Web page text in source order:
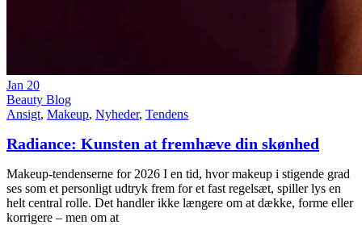
Jan 20
Beauty Blog
Ansigt, Makeup, Nyheder, Tendens
Radiance: Kunsten at fremhæve din skønhed
Makeup-tendenserne for 2026 I en tid, hvor makeup i stigende grad
ses som et personligt udtryk frem for et fast regelsæt, spiller lys en
helt central rolle. Det handler ikke længere om at dække, forme eller
korrigere – men om at